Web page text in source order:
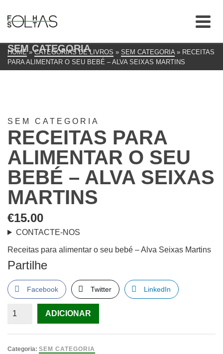
SEM CATEGORIA
HOME » CATEGORIAS DE LIVROS » SEM CATEGORIA » RECEITAS
PARA ALIMENTAR O SEU BEBÉ – ALVA SEIXAS MARTINS
SEM CATEGORIA
RECEITAS PARA
ALIMENTAR O SEU
BEBÉ – ALVA SEIXAS
MARTINS
€15.00
CONTACTE-NOS
Receitas para alimentar o seu bebé – Alva Seixas Martins
Partilhe
Facebook Twitter LinkedIn
Quantidade
para
ADICIONAR
Categoria: SEM CATEGORIA